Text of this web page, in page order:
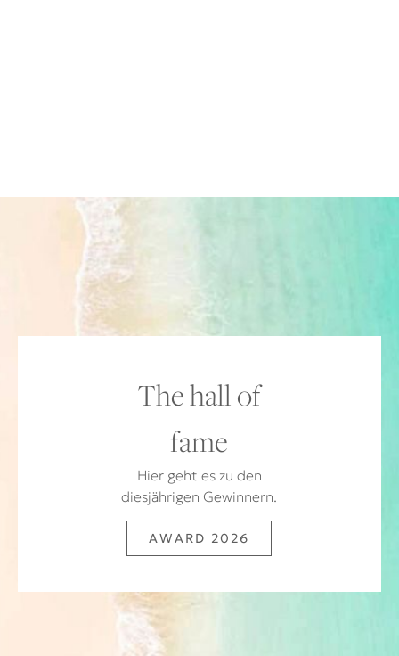
The hall of
fame
Hier geht es zu den
diesjährigen Gewinnern.
AWARD 2026